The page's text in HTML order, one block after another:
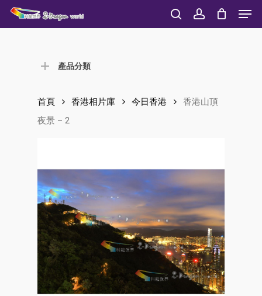
Skip
to
searchaccount
產品分類
首頁 香港相片庫 今日香港
香港山頂
夜景 – 2